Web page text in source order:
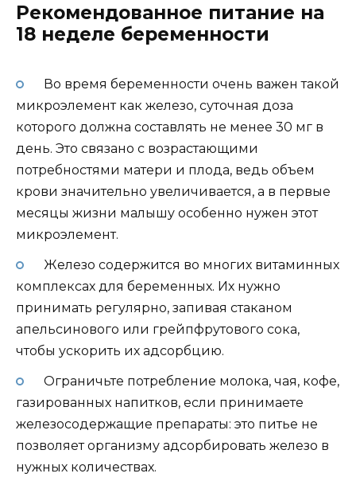
Рекомендованное питание на
18 неделе беременности
Во время беременности очень важен такой
микроэлемент как железо, суточная доза
которого должна составлять не менее 30 мг в
день. Это связано с возрастающими
потребностями матери и плода, ведь объем
крови значительно увеличивается, а в первые
месяцы жизни малышу особенно нужен этот
микроэлемент.
Железо содержится во многих витаминных
комплексах для беременных. Их нужно
принимать регулярно, запивая стаканом
апельсинового или грейпфрутового сока,
чтобы ускорить их адсорбцию.
Ограничьте потребление молока, чая, кофе,
газированных напитков, если принимаете
железосодержащие препараты: это питье не
позволяет организму адсорбировать железо в
нужных количествах.